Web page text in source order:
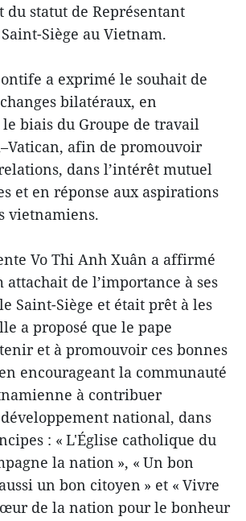
du statut de Représentant
Siège au Vietnam.
a exprimé le souhait de
bilatéraux, en
biais du Groupe de travail
afin de promouvoir
dans l’intérêt mutuel
et en réponse aux aspirations
vietnamiens.
Vo Thi Anh Xuân a affirmé
attachait de l’importance à ses
Saint-Siège et était prêt à les
a proposé que le pape
et à promouvoir ces bonnes
encourageant la communauté
à contribuer
national, dans
: « L'Église catholique du
la nation », « Un bon
un bon citoyen » et « Vivre
de la nation pour le bonheur